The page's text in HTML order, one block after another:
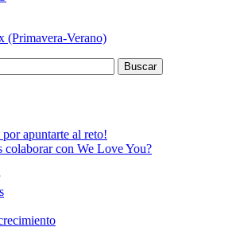
(Primavera-Verano)
por apuntarte al reto!
colaborar con We Love You?